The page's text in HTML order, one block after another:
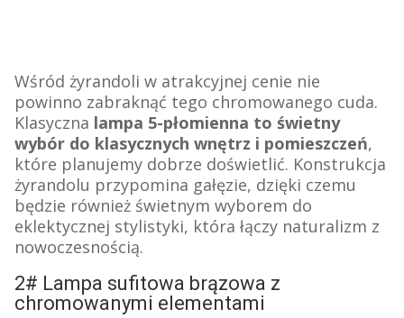
Wśród żyrandoli w atrakcyjnej cenie nie
powinno zabraknąć tego chromowanego cuda.
Klasyczna lampa 5-płomienna to świetny
wybór do klasycznych wnętrz i pomieszczeń,
które planujemy dobrze doświetlić. Konstrukcja
żyrandolu przypomina gałęzie, dzięki czemu
będzie również świetnym wyborem do
eklektycznej stylistyki, która łączy naturalizm z
nowoczesnością.
2# Lampa sufitowa brązowa z
chromowanymi elementami